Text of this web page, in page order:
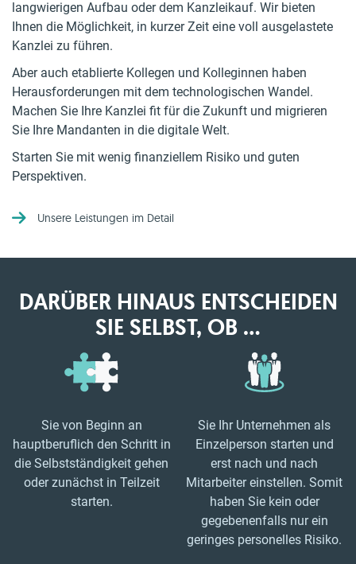
langwierigen Aufbau oder dem Kanzleikauf. Wir bieten
Ihnen die Möglichkeit, in kurzer Zeit eine voll ausgelastete
Kanzlei zu führen.
Aber auch etablierte Kollegen und Kolleginnen haben
Herausforderungen mit dem technologischen Wandel.
Machen Sie Ihre Kanzlei fit für die Zukunft und migrieren
Sie Ihre Mandanten in die digitale Welt.
Starten Sie mit wenig finanziellem Risiko und guten
Perspektiven.
Unsere Leistungen im Detail
DARÜBER HINAUS ENTSCHEIDEN
SIE SELBST, OB ...
Sie von Beginn an
hauptberuflich den Schritt in
die Selbstständigkeit gehen
oder zunächst in Teilzeit
starten.
Sie Ihr Unternehmen als
Einzelperson starten und
erst nach und nach
Mitarbeiter einstellen. Somit
haben Sie kein oder
gegebenenfalls nur ein
geringes personelles Risiko.